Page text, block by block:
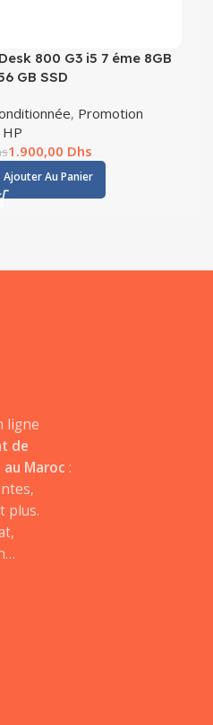
800 G3 i5 7 éme 8GB
GB SSD
, Promotion
HP
1.900,00 Dhs
Ajouter Au Panier
ligne
de
Maroc :
plus.